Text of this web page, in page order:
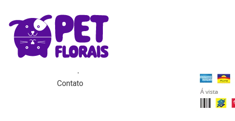
MENU
Home
Produtos
Contato